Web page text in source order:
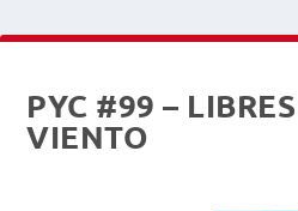
PYC #99 –
VIENTO